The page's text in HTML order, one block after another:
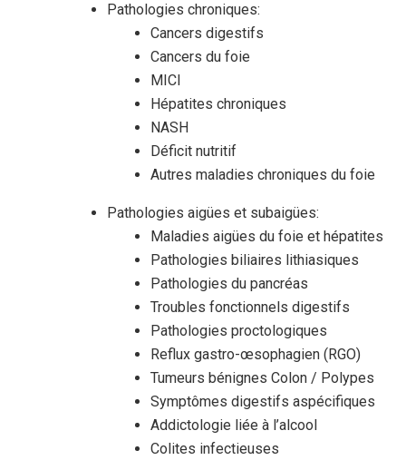
Pathologies chroniques:
Cancers digestifs
Cancers du foie
MICI
Hépatites chroniques
NASH
Déficit nutritif
Autres maladies chroniques du foie
Pathologies aigües et subaigües:
Maladies aigües du foie et hépatites
Pathologies biliaires lithiasiques
Pathologies du pancréas
Troubles fonctionnels digestifs
Pathologies proctologiques
Reflux gastro-œsophagien (RGO)
Tumeurs bénignes Colon / Polypes
Symptômes digestifs aspécifiques
Addictologie liée à l’alcool
Colites infectieuses